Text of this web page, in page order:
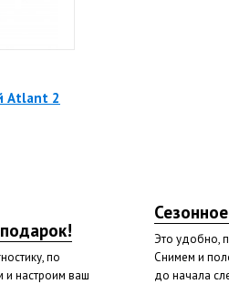
Atlant 2
по
настроим ваш
Это удобно,
Снимем и
до начала